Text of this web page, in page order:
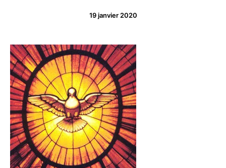
19 janvier 2020